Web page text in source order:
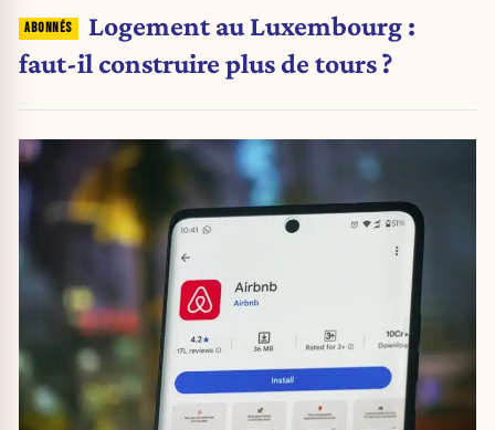
Logement au Luxembourg :
faut-il construire plus de tours ?